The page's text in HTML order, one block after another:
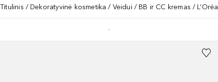
Titulinis Dekoratyvinė kosmetika Veidui BB ir CC kremas